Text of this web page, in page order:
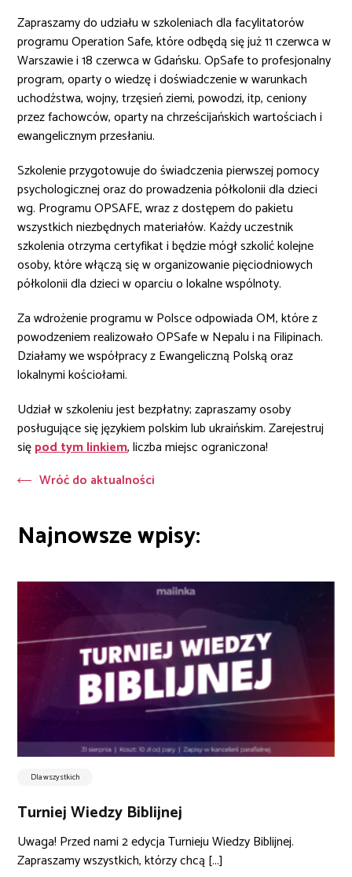
Zapraszamy do udziału w szkoleniach dla facylitatorów
programu Operation Safe, które odbędą się już 11 czerwca w
Warszawie i 18 czerwca w Gdańsku. OpSafe to profesjonalny
program, oparty o wiedzę i doświadczenie w warunkach
uchodźstwa, wojny, trzęsień ziemi, powodzi, itp, ceniony
przez fachowców, oparty na chrześcijańskich wartościach i
ewangelicznym przesłaniu.
Szkolenie przygotowuje do świadczenia pierwszej pomocy
psychologicznej oraz do prowadzenia półkolonii dla dzieci
wg. Programu OPSAFE, wraz z dostępem do pakietu
wszystkich niezbędnych materiałów. Każdy uczestnik
szkolenia otrzyma certyfikat i będzie mógł szkolić kolejne
osoby, które włączą się w organizowanie pięciodniowych
półkolonii dla dzieci w oparciu o lokalne wspólnoty.
Za wdrożenie programu w Polsce odpowiada OM, które z
powodzeniem realizowało OPSafe w Nepalu i na Filipinach.
Działamy we współpracy z Ewangeliczną Polską oraz
lokalnymi kościołami.
Udział w szkoleniu jest bezpłatny; zapraszamy osoby
posługujące się językiem polskim lub ukraińskim. Zarejestruj
siępod tym linkiem, liczba miejsc ograniczona!
Wróć do aktualności
Najnowsze wpisy:
Dla wszystkich
Turniej Wiedzy Biblijnej
Uwaga! Przed nami 2 edycja Turnieju Wiedzy Biblijnej.
Zapraszamy wszystkich, którzy chcą [...]